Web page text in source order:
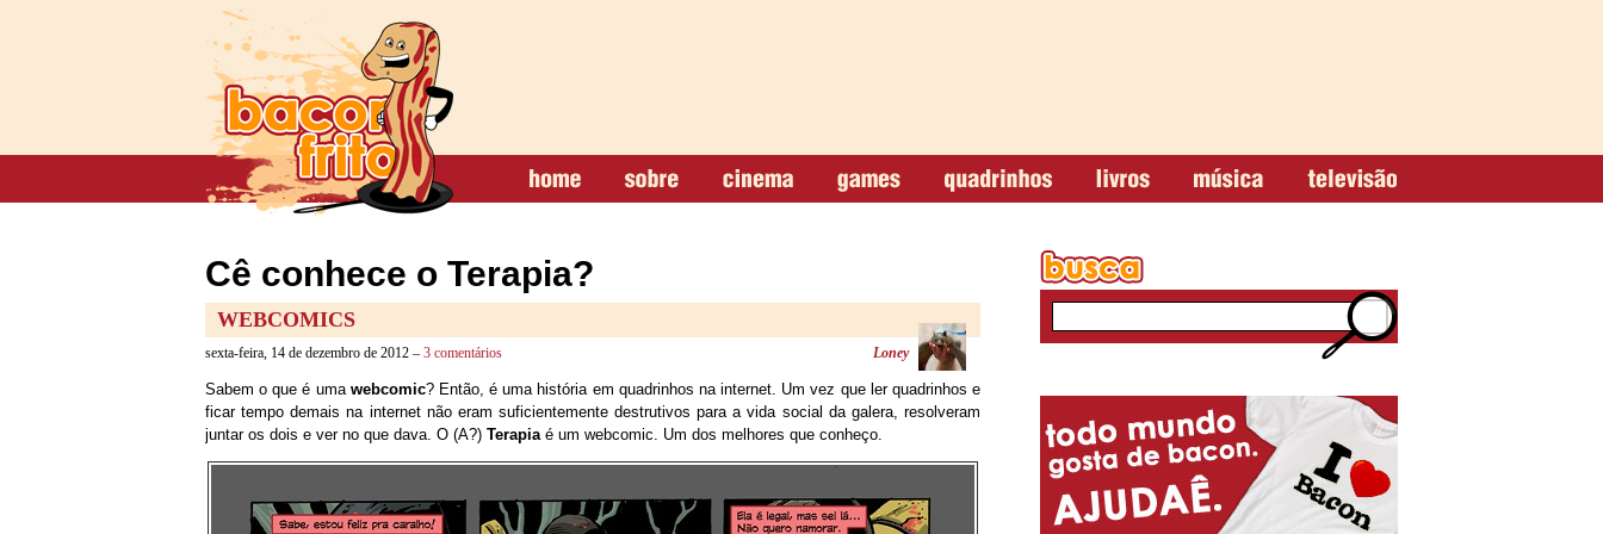
Cê conhece o Terapia?
WEBCOMICS
sexta-feira, 14 de dezembro de 2012 – 3 comentários Loney
Sabem o que é uma webcomic? Então, é uma história em quadrinhos na internet. Um vez que ler quadrinhos e
ficar tempo demais na internet não eram suficientemente destrutivos para a vida social da galera, resolveram
juntar os dois e ver no que dava. O (A?) Terapiaé um webcomic. Um dos melhores que conheço.